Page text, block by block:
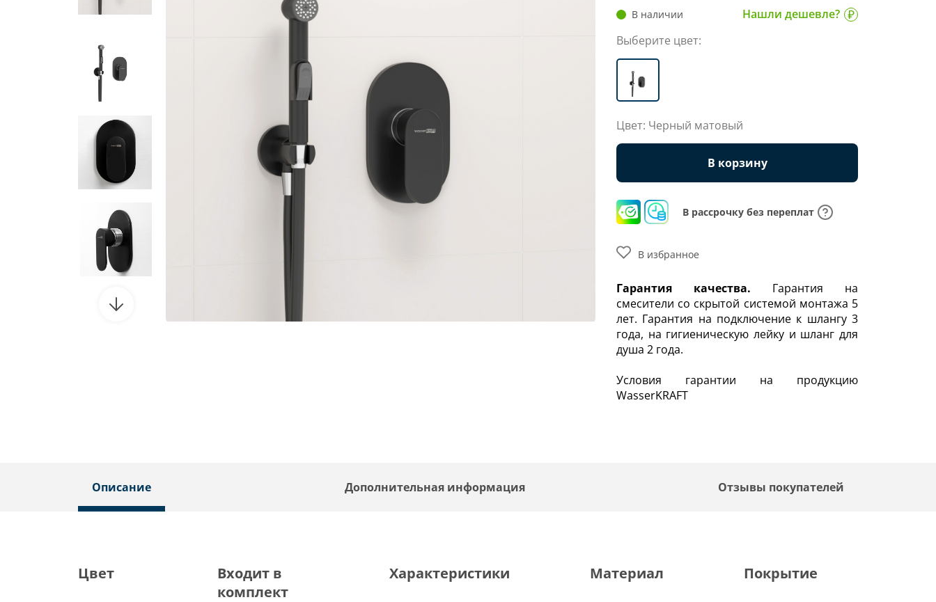
В наличии
Нашли дешевле?
Выберите цвет:
Цвет: Черный матовый
В корзину
В рассрочку без переплат
Гарантия качества. Гарантия на
смесители со скрытой системой монтажа 5
лет. Гарантия на подключение к шлангу 3
года, на гигиеническую лейку и шланг для
душа 2 года.
Условия гарантии на продукцию
WasserKRAFT
В избранное
Описание Дополнительная информация Отзывы покупателей
Цвет
Входит в
комплект
Характеристики Материал Покрытие